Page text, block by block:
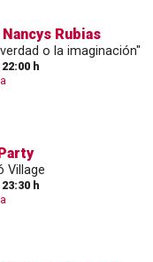
Rubias
o la imaginación"
22:00 h
Village
23:30 h